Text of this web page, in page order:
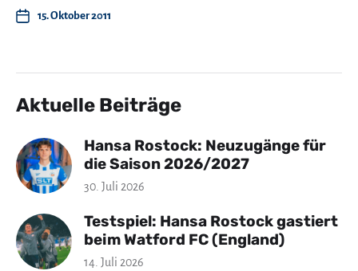
15. Oktober 2011
Aktuelle Beiträge
Hansa Rostock: Neuzugänge für
die Saison 2026/2027
30. Juli 2026
Testspiel: Hansa Rostock gastiert
beim Watford FC (England)
14. Juli 2026